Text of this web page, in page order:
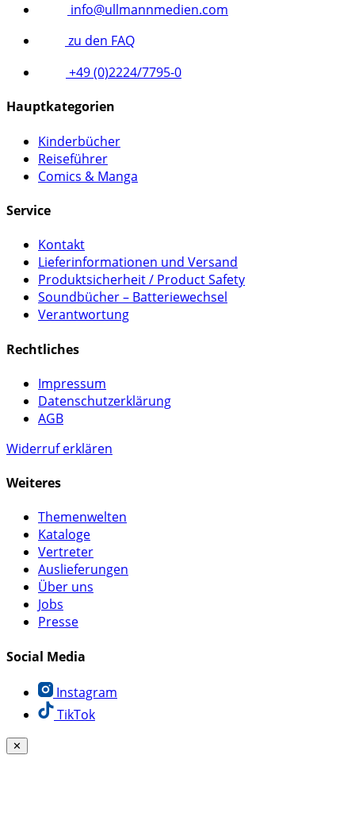
info@ullmannmedien.com
zu den FAQ
+49 (0)2224/7795-0
Hauptkategorien
Kinderbücher
Reiseführer
Comics & Manga
Service
Kontakt
Lieferinformationen und Versand
Produktsicherheit / Product Safety
Soundbücher – Batteriewechsel
Verantwortung
Rechtliches
Impressum
Datenschutzerklärung
AGB
Widerruf erklären
Weiteres
Themenwelten
Kataloge
Vertreter
Auslieferungen
Über uns
Jobs
Presse
Social Media
Instagram
TikTok
✕